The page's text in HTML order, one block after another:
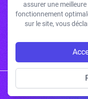
J'accepte de recevoir vos
votre politique
Copyright © 2026 |
assurer une
fonctionnement
sur le site, vous